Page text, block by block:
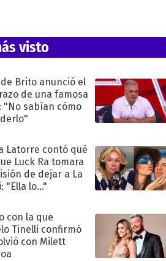
visto
Brito anunció el
de una famosa
"No sabían cómo
Latorre contó qué
Luck Ra tomara
de dejar a La
"Ella lo..."
con la que
Tinelli confirmó
con Milett